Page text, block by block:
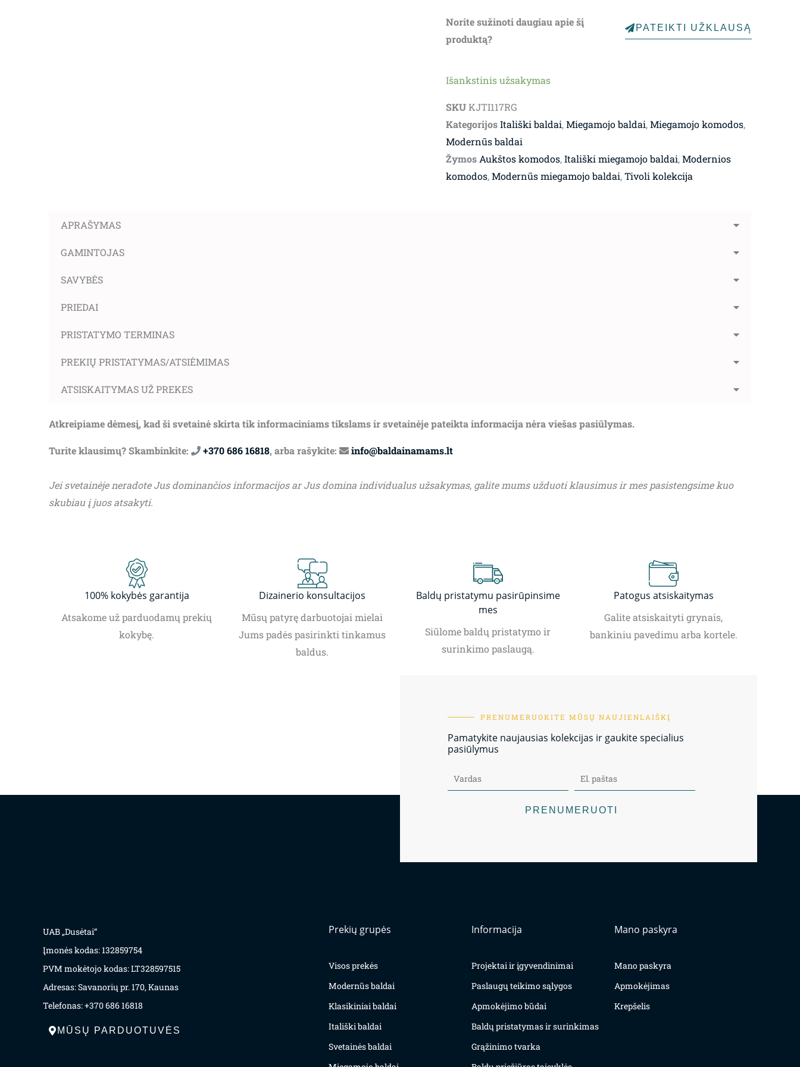
Norite sužinoti daugiau apie šį
produktą?
PATEIKTI UŽKLAUSĄ
Išankstinis užsakymas
SKUKJTI117RG
KategorijosItališki baldai,Miegamojo baldai,Miegamojo komodos,
Modernūs baldai
Žymos Aukštos komodos,Itališki miegamojo baldai,Modernios
komodos,Modernūs miegamojo baldai,Tivoli kolekcija
APRAŠYMAS
GAMINTOJAS
SAVYBĖS
PRIEDAI
PRISTATYMO TERMINAS
PREKIŲ PRISTATYMAS/ATSIĖMIMAS
ATSISKAITYMAS UŽ PREKES
Atkreipiame dėmesį, kad ši svetainė skirta tik informaciniams tikslams ir svetainėje pateikta informacija nėra viešas pasiūlymas.
Turite klausimų? Skambinkite: +370 686 16818, arba rašykite: info@baldainamams.lt
Jei svetainėje neradote Jus dominančios informacijos ar Jus domina individualus užsakymas, galite mums užduoti klausimus ir mes pasistengsime kuo
skubiau į juos atsakyti.
100% kokybės garantija
Atsakome už parduodamų prekių
kokybę.
Dizainerio konsultacijos
Mūsų patyrę darbuotojai mielai
Jums padės pasirinkti tinkamus
baldus.
Baldų pristatymu pasirūpinsime
mes
Siūlome baldų pristatymo ir
surinkimo paslaugą.
Patogus atsiskaitymas
Galite atsiskaityti grynais,
bankiniu pavedimu arba kortele.
PRENUMERUOKITE MŪSŲ NAUJIENLAIŠKĮ
Pamatykite naujausias kolekcijas ir gaukite specialius
pasiūlymus
PRENUMERUOTI
UAB „Dusėtai“
Įmonės kodas: 132859754
PVM mokėtojo kodas: LT328597515
Adresas: Savanorių pr. 170, Kaunas
Telefonas: +370 686 16818
MŪSŲ PARDUOTUVĖS
Prekių grupės
Visos prekės
Modernūs baldai
Klasikiniai baldai
Itališki baldai
Svetainės baldai
Informacija
Projektai ir įgyvendinimai
Paslaugų teikimo sąlygos
Apmokėjimo būdai
Baldų pristatymas ir surinkimas
Grąžinimo tvarka
Mano paskyra
Mano paskyra
Apmokėjimas
Krepšelis